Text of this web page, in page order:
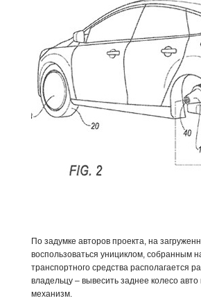
По задумке авторов проекта, на
воспользоваться унициклом, собранным
транспортного средства располагается
владельцу – вывесить заднее колесо
механизм.